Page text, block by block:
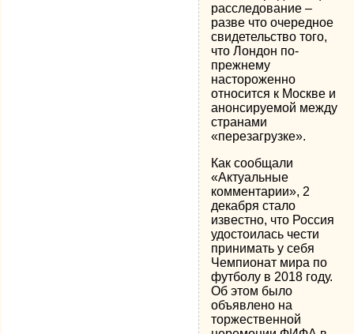
расследование –
разве что очередное
свидетельство того,
что Лондон по-
прежнему
настороженно
относится к Москве и
анонсируемой между
странами
«перезагрузке».
Как сообщали
«Актуальные
комментарии», 2
декабря стало
известно, что Россия
удостоилась чести
принимать у себя
Чемпионат мира по
футболу в 2018 году.
Об этом было
объявлено на
торжественной